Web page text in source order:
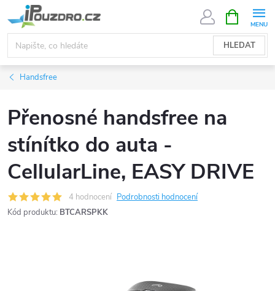
na
obsah
HLEDAT
NÁKUPNÍ
KOŠÍK
Handsfree
Přenosné handsfree na
stínítko do auta -
CellularLine, EASY DRIVE
4 hodnocení Podrobnosti hodnocení
Kód produktu: BTCARSPKK